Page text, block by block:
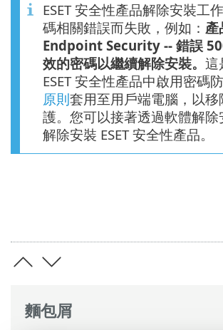
麵包屑
ESET 安全性產品解除安裝工
碼相關錯誤而失敗，例如： 產
Endpoint Security -- 錯誤
效的密碼以繼續解除安裝。 這
ESET 安全性產品中啟用密碼
原則套用至用戶端電腦，以移
護。您可以接著透過軟體解除
解除安裝 ESET 安全性產品。